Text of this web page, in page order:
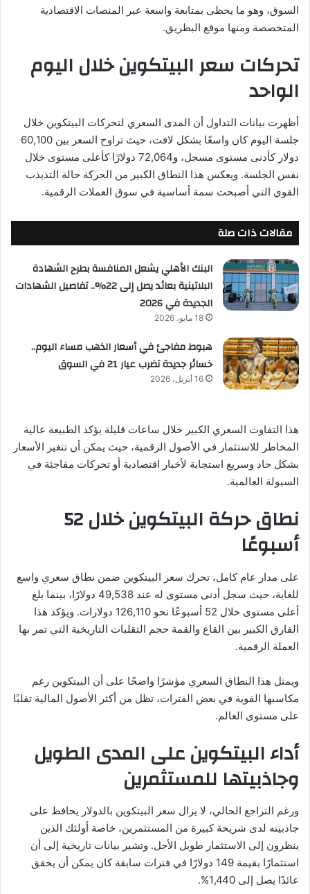
السوق، وهو ما يحظى بمتابعة واسعة عبر المنصات الاقتصادية
المتخصصة ومنها موقع البطريق.
تحركات سعر البيتكوين خلال اليوم
الواحد
أظهرت بيانات التداول أن المدى السعري لتحركات البيتكوين خلال
جلسة اليوم كان واسعًا بشكل لافت، حيث تراوح السعر بين 60,100
دولار كأدنى مستوى مسجل، و72,064 دولارًا كأعلى مستوى خلال
نفس الجلسة. ويعكس هذا النطاق الكبير من الحركة حالة التذبذب
القوي التي أصبحت سمة أساسية في سوق العملات الرقمية.
مقالات ذات صلة
البنك الأهلي يشعل المنافسة بطرح الشهادة
البلاتينية بعائد يصل إلى 22%.. تفاصيل الشهادات
الجديدة في 2026
18 مايو، 2026
هبوط مفاجئ في أسعار الذهب مساء اليوم..
خسائر جديدة تضرب عيار 21 في السوق
16 أبريل، 2026
هذا التفاوت السعري الكبير خلال ساعات قليلة يؤكد الطبيعة عالية
المخاطر للاستثمار في الأصول الرقمية، حيث يمكن أن تتغير الأسعار
بشكل حاد وسريع استجابة لأخبار اقتصادية أو تحركات مفاجئة في
السيولة العالمية.
نطاق حركة البيتكوين خلال 52
أسبوعًا
على مدار عام كامل، تحرك سعر البيتكوين ضمن نطاق سعري واسع
للغاية، حيث سجل أدنى مستوى له عند 49,538 دولارًا، بينما بلغ
أعلى مستوى خلال 52 أسبوعًا نحو 126,110 دولارات. ويؤكد هذا
الفارق الكبير بين القاع والقمة حجم التقلبات التاريخية التي تمر بها
العملة الرقمية.
ويمثل هذا النطاق السعري مؤشرًا واضحًا على أن البيتكوين رغم
مكاسبها القوية في بعض الفترات، تظل من أكثر الأصول المالية تقلبًا
على مستوى العالم.
أداء البيتكوين على المدى الطويل
وجاذبيتها للمستثمرين
ورغم التراجع الحالي، لا يزال سعر البيتكوين بالدولار يحافظ على
جاذبيته لدى شريحة كبيرة من المستثمرين، خاصة أولئك الذين
ينظرون إلى الاستثمار طويل الأجل. وتشير بيانات تاريخية إلى أن
استثمارًا بقيمة 149 دولارًا في فترات سابقة كان يمكن أن يحقق
عائدًا يصل إلى 1,440%.